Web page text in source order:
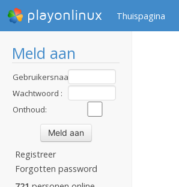
playonlinux Thuispagina
Meld aan
Gebruikersnaam
:Wachtwoord :
Onthoud:
Registreer
Forgotten password